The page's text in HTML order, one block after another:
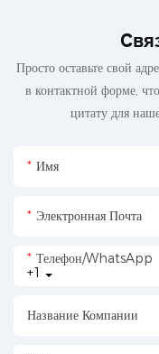
Просто оставьте свой
в контактной форме,
цитату для
Имя
Электронная Почта
+1
Телефон/WhatsApp
Название Компании